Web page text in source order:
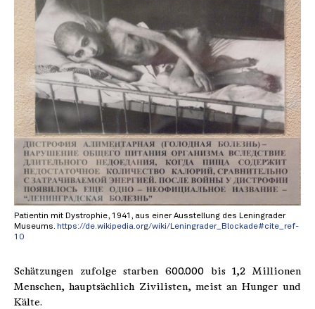
Patientin mit Dystrophie, 1941, aus einer Ausstellung des Leningrader
Museums. https://de.wikipedia.org/wiki/Leningrader_Blockade#cite_ref-
10
Schätzungen zufolge starben 600.000 bis 1,2 Millionen
Menschen, hauptsächlich Zivilisten, meist an Hunger und
Kälte.